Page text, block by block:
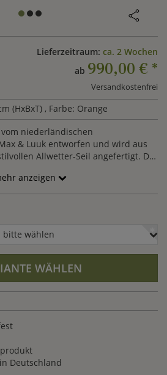
Lieferzeitraum: ca. 2 Wochen
ab 990,00 € *
Versandkostenfrei
(HxBxT) , Farbe: Orange
niederländischen
& Luuk entworfen und wird aus
Allwetter-Seil angefertigt. Der
Kissen kann optional dazugewählt
anzeigen
bitte wählen
WÄHLEN
Deutschland